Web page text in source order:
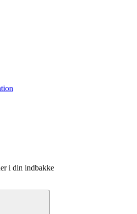
i din indbakke